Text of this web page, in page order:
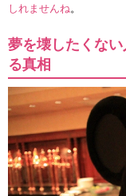
しれませんね 。
夢を壊したくな
る真相